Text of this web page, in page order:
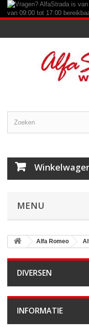
MENU
Alfa Romeo
DIVERSEN
INFORMATIE